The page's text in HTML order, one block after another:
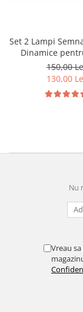
Set 2 Lampi
Dinamice
Peugeot &
150,00
130,00
Nu
Vreau